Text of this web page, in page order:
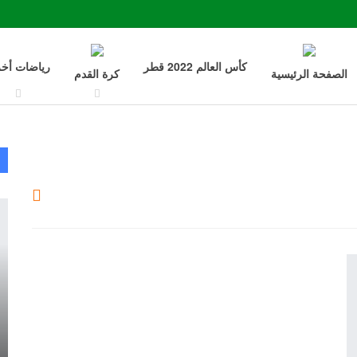
الصفحة الرئيسية كأس العالم 2022 قطر كرة القدم رياضات